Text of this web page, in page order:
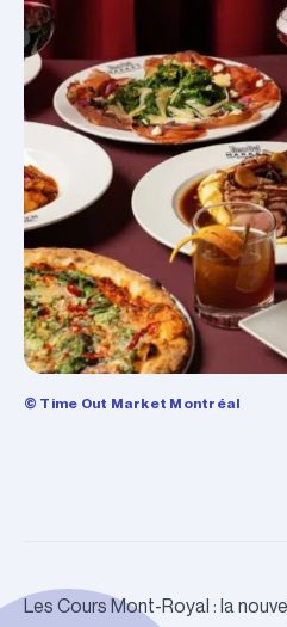
© Time Out Market Montréal
Les Cours Mont-Royal : la